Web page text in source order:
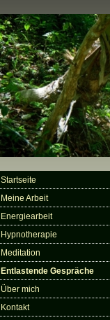
Startseite
Meine Arbeit
Energiearbeit
Hypnotherapie
Meditation
Entlastende Gespräche
Über mich
Kontakt